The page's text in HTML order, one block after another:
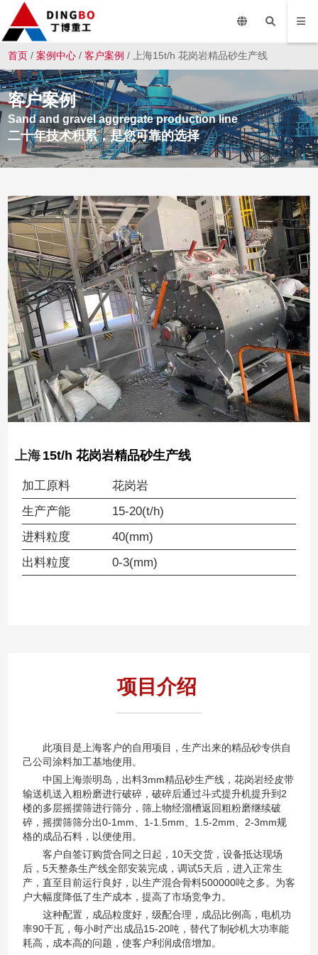
首页 /案例中心 /客户案例 / 上海15t/h 花岗岩精品砂生产线
客户案例
Sand and gravel aggregate production line
二十年技术积累，是您可靠的选择
上海 15t/h 花岗岩精品砂生产线
加工原料
花岗岩
生产产能
15-20(t/h)
进料粒度
40(mm)
出料粒度
0-3(mm)
项目介绍
此项目是上海客户的自用项目，生产出来的精品砂专供自
己公司涂料加工基地使用。
中国上海崇明岛，出料3mm精品砂生产线，花岗岩经皮带
输送机送入粗粉磨进行破碎，破碎后通过斗式提升机提升到2
楼的多层摇摆筛进行筛分，筛上物经溜槽返回粗粉磨继续破
碎，摇摆筛筛分出0-1mm、1-1.5mm、1.5-2mm、2-3mm规
格的成品石料，以便使用。
客户自签订购货合同之日起，10天交货，设备抵达现场
后，5天整条生产线全部安装完成，调试5天后，进入正常生
产，直至目前运行良好，以生产混合骨料500000吨之多。为客
户大幅度降低了生产成本，提高了市场竞争力。
这种配置，成品粒度好，级配合理，成品比例高，电机功
率90千瓦，每小时产出成品15-20吨，替代了制砂机大功率能
耗高，成本高的问题，使客户利润成倍增加。